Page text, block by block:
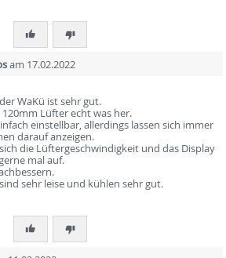
am 17.02.2022
WaKü ist sehr gut.
120mm Lüfter echt was her.
einstellbar, allerdings lassen sich immer
darauf anzeigen.
die Lüftergeschwindigkeit und das Display
mal auf.
sehr leise und kühlen sehr gut.